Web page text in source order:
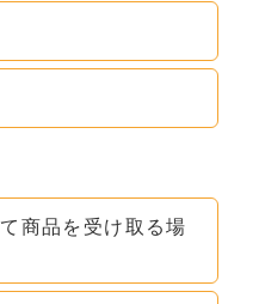
商品を受け取る場